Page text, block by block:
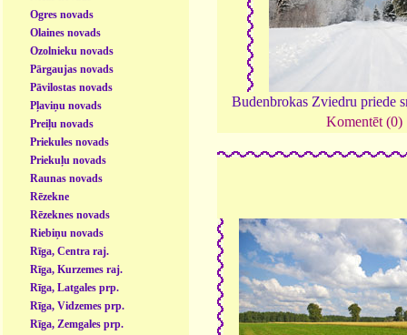
Ogres novads
Olaines novads
Ozolnieku novads
Pārgaujas novads
Pāvilostas novads
Pļaviņu novads
Preiļu novads
Priekules novads
Priekuļu novads
Raunas novads
Rēzekne
Rēzeknes novads
Riebiņu novads
Rīga, Centra raj.
Rīga, Kurzemes raj.
Rīga, Latgales prp.
Rīga, Vidzemes prp.
Rīga, Zemgales prp.
Budenbrokas Zviedru priede
Komentēt (0)